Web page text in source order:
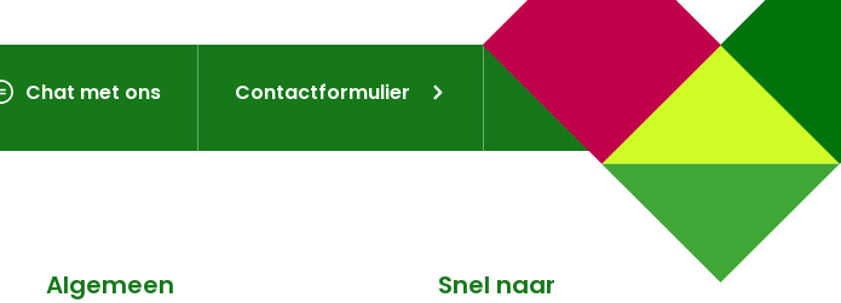
Chat met ons Contactformulier
Algemeen Snel naar